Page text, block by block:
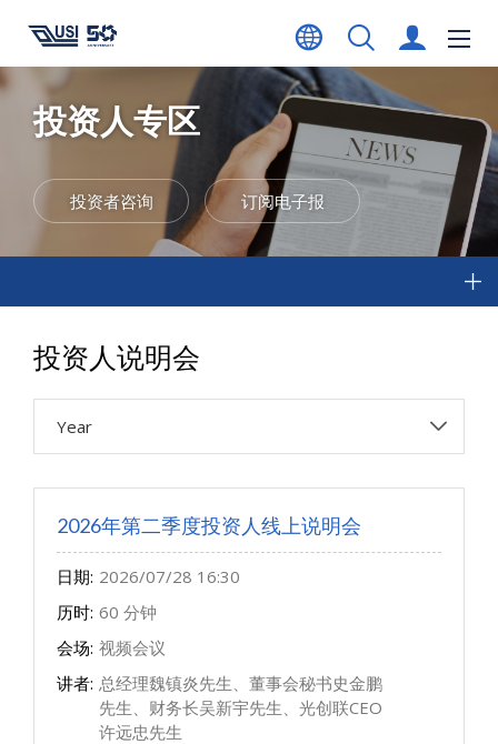
投资人专区
投资者咨询 订阅电子报
投资人说明会
Year
2026年第二季度投资人线上说明会
日期: 2026/07/28 16:30
历时: 60 分钟
会场: 视频会议
讲者: 总经理魏镇炎先生、董事会秘书史金鹏
先生、财务长吴新宇先生、光创联CEO
许远忠先生